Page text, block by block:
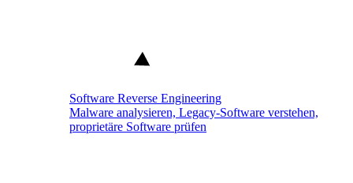
Software Reverse Engineering
Malware analysieren, Legacy-Software verstehen,
proprietäre Software prüfen